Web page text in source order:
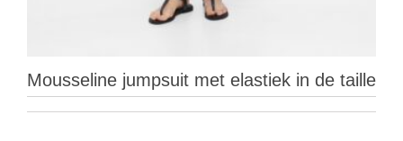
Mousseline jumpsuit met elastiek in de taille